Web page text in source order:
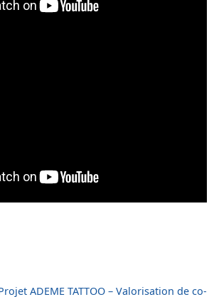
ADEME TATTOO – Valorisation de co-